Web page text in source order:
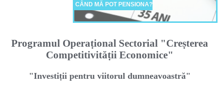
CÂND MĂ POT PENSIONA?
Programul Operaṭional Sectorial "Creṣterea
Competitivităṭii Economice"
"Investiṭii pentru viitorul dumneavoastră"